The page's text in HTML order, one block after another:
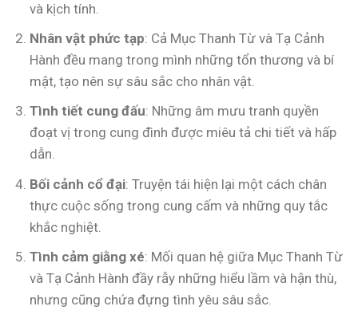
và kịch tính.
Nhân vật phức tạp: Cả Mục Thanh Từ và Tạ Cảnh
Hành đều mang trong mình những tổn thương và bí
mật, tạo nên sự sâu sắc cho nhân vật.
Tình tiết cung đấu: Những âm mưu tranh quyền
đoạt vị trong cung đình được miêu tả chi tiết và hấp
dẫn.
Bối cảnh cổ đại: Truyện tái hiện lại một cách chân
thực cuộc sống trong cung cấm và những quy tắc
khắc nghiệt.
Tình cảm giằng xé: Mối quan hệ giữa Mục Thanh Từ
và Tạ Cảnh Hành đầy rẫy những hiểu lầm và hận thù,
nhưng cũng chứa đựng tình yêu sâu sắc.